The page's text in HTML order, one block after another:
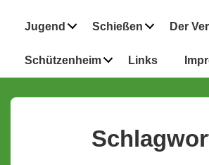
Jugend Schießen Der
Schützenheim Links